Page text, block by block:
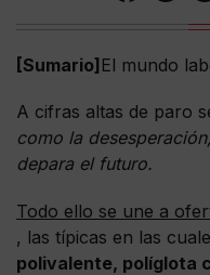
[Sumario] El mundo
A cifras altas de paro
como la
depara el futuro.
Todo ello se une a
, las típicas en las
polivalente, políglota